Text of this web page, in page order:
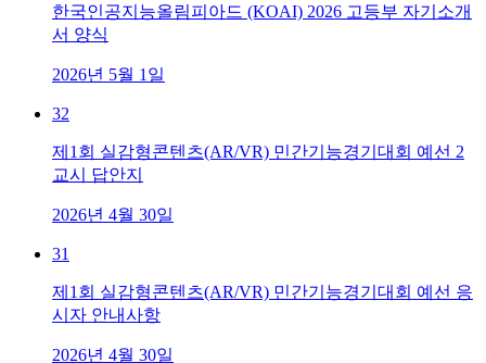
한국인공지능올림피아드 (KOAI) 2026 고등부 자기소개
서 양식
2026년 5월 1일
32
제1회 실감형콘텐츠(AR/VR) 민간기능경기대회 예선 2
교시 답안지
2026년 4월 30일
31
제1회 실감형콘텐츠(AR/VR) 민간기능경기대회 예선 응
시자 안내사항
2026년 4월 30일